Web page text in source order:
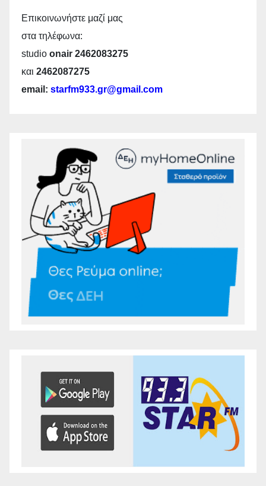
Επικοινωνήστε μαζί μας
στα τηλέφωνα:
studio onair 2462083275
και 2462087275
email: starfm933.gr@gmail.com